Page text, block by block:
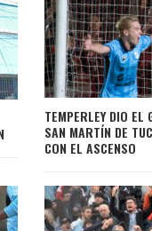
TEMPERLEY DIO EL
SAN MARTÍN DE
CON EL ASCENSO